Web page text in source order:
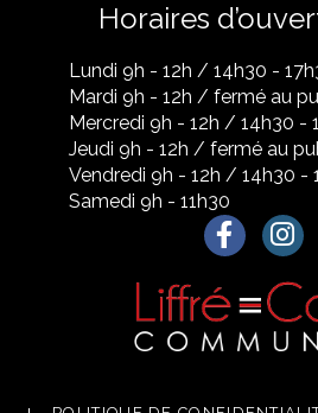
Horaires
Lundi 9h - 12h / 14h30 -
Mardi 9h - 12h / fermé au
Mercredi 9h - 12h / 14h30 -
Jeudi 9h - 12h / fermé au
Vendredi 9h - 12h / 14h30 -
Samedi 9h - 11h30
Lien